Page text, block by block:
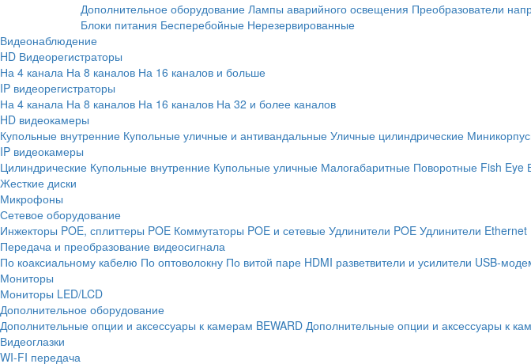
Дополнительное оборудование Лампы аварийного освещения Преобразователи
Блоки питания Бесперебойные Нерезервированные
Видеонаблюдение
HD Видеорегистраторы
На 4 канала На 8 каналов На 16 каналов и больше
IP видеорегистраторы
На 4 канала На 8 каналов На 16 каналов На 32 и более каналов
HD видеокамеры
Купольные внутренние Купольные уличные и антивандальные Уличные цилиндрические
IP видеокамеры
Цилиндрические Купольные внутренние Купольные уличные Малогабаритные Поворотные Fish Eye
Жесткие диски
Микрофоны
Сетевое оборудование
Инжекторы POE, сплиттеры POE Коммутаторы POE и сетевые Удлинители POE Удлинители Ethernet
Передача и преобразование видеосигнала
По коаксиальному кабелю По оптоволокну По витой паре HDMI разветвители и усилители USB-
Мониторы
Мониторы LED/LCD
Дополнительное оборудование
Дополнительные опции и аксессуары к камерам BEWARD Дополнительные опции и аксессуары к
Видеоглазки
WI-FI передача